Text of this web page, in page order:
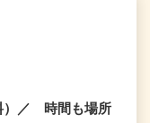
）／ 時間も場所